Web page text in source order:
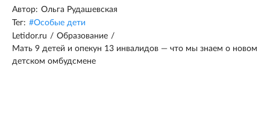
Автор: Ольга Рудашевская
Тег: #Особые дети
Letidor.ru / Образование /
Мать 9 детей и опекун 13 инвалидов — что мы знаем о новом
детском омбудсмене